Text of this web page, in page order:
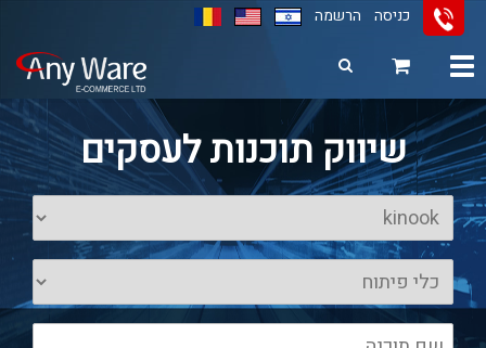
11
12
13
כניסה הרשמה
Toggle
שיווק תוכנות לעסקים